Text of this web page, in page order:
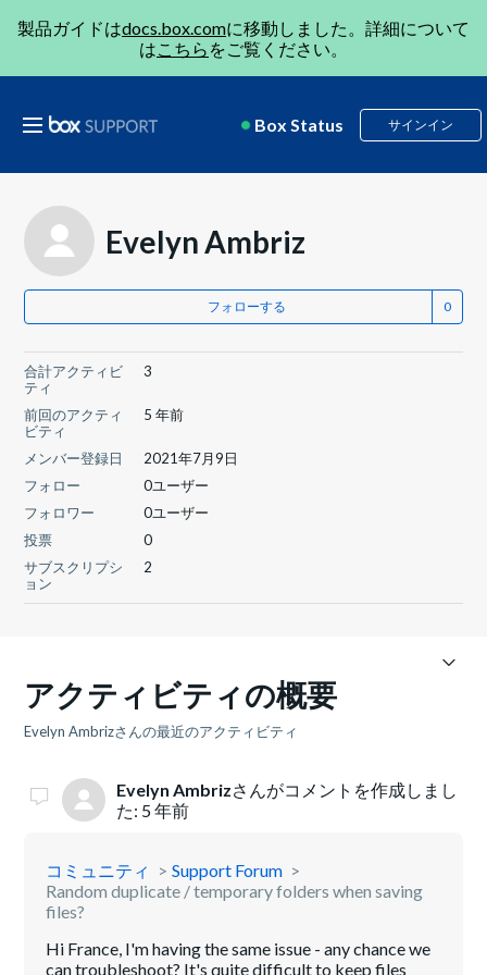
製品ガイドはdocs.box.comに移動しました。詳細について
はこちら をご覧ください。
Box Status サインイン
Evelyn Ambriz
フォローする
合計アクティビ
ティ
3
前回のアクティ
ビティ
5 年前
メンバー登録日
2021年7月9日
フォロー
0ユーザー
フォロワー
0ユーザー
投票
0
サブスクリプシ
ョン
2
アクティビティの概要
Evelyn Ambrizさんの最近のアクティビティ
Evelyn Ambrizさんがコメントを作成しまし
た: 5 年前
コミュニティ
Support Forum
Random duplicate / temporary folders when saving
files?
Hi France, I'm having the same issue - any chance we
can troubleshoot? It's quite difficult to keep files